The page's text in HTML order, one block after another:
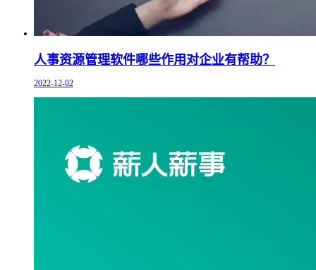
人事资源管理软件哪些作用对企业有帮助？
2022-12-02